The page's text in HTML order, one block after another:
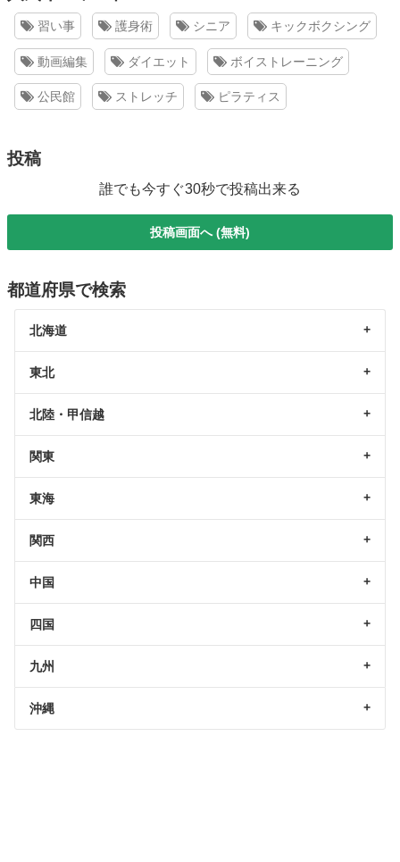
習い事 護身術 シニア キックボクシング
動画編集 ダイエット ボイストレーニング
公民館 ストレッチ ピラティス
投稿
誰でも今すぐ30秒で投稿出来る
投稿画面へ (無料)
都道府県で検索
北海道
東北
北陸・甲信越
関東
東海
関西
中国
四国
九州
沖縄